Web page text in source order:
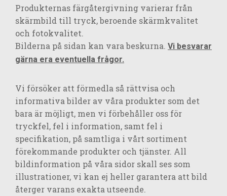
Produkternas färgåtergivning varierar från
skärmbild till tryck, beroende skärmkvalitet
och fotokvalitet.
Bilderna på sidan kan vara beskurna. Vi besvarar
gärna era eventuella frågor.
Vi försöker att förmedla så rättvisa och
informativa bilder av våra produkter som det
bara är möjligt, men vi förbehåller oss för
tryckfel, fel i information, samt fel i
specifikation, på samtliga i vårt sortiment
förekommande produkter och tjänster. All
bildinformation på våra sidor skall ses som
illustrationer, vi kan ej heller garantera att bild
återger varans exakta utseende.